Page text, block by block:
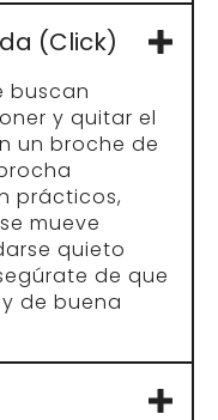
los collares
toque único.
perro y un
lo que los
importante
pérdida. Son
quienes
peludos.